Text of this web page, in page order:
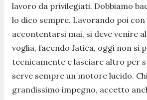
lavoro da privilegiati. Dobbiamo
lo dico sempre. Lavorando poi con
accontentarsi mai, si deve venire
voglia, facendo fatica, oggi non si
tecnicamente e lasciare altro per
serve sempre un motore lucido.
grandissimo impegno, accetto